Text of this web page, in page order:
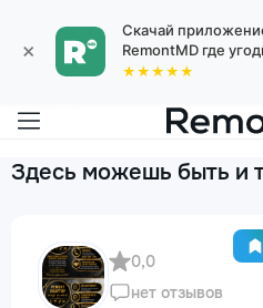
×
Скачай
RemontMD где
★★★★★
Здесь можешь быть и
0,0
нет отзывов